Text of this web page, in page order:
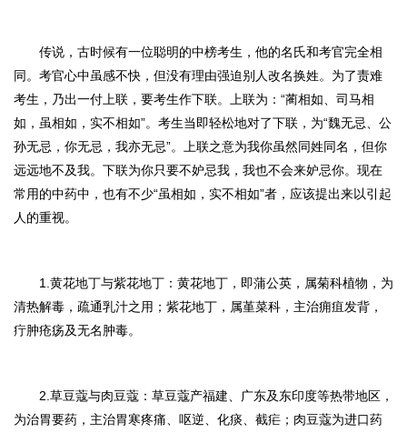
传说，古时候有一位聪明的中榜考生，他的名氏和考官完全相
同。考官心中虽感不快，但没有理由强迫别人改名换姓。为了责难
考生，乃出一付上联，要考生作下联。上联为：“蔺相如、司马相
如，虽相如，实不相如”。考生当即轻松地对了下联，为“魏无忌、公
孙无忌，你无忌，我亦无忌”。上联之意为我你虽然同姓同名，但你
远远地不及我。下联为你只要不妒忌我，我也不会来妒忌你。现在
常用的中药中，也有不少“虽相如， 实不相如”者，应该提出来以引起
人的重视。
1.黄花地丁与紫花地丁 ： 黄花地丁，即蒲公英，属菊科植物，为
清热解毒，疏通乳汁之用；紫花地丁，属堇菜科，主治痈疽发背，
疔肿疮疡及无名肿毒。
2.草豆蔻与肉豆蔻： 草豆蔻产福建、广东及东印度等热带地区，
为治胃要药，主治胃寒疼痛、呕逆、化痰、截疟；肉豆蔻为进口药